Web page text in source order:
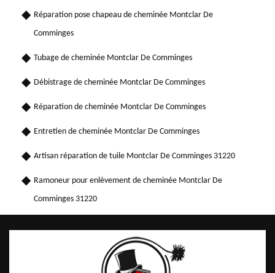
Réparation pose chapeau de cheminée Montclar De
Comminges
Tubage de cheminée Montclar De Comminges
Débistrage de cheminée Montclar De Comminges
Réparation de cheminée Montclar De Comminges
Entretien de cheminée Montclar De Comminges
Artisan réparation de tuile Montclar De Comminges 31220
Ramoneur pour enlèvement de cheminée Montclar De
Comminges 31220